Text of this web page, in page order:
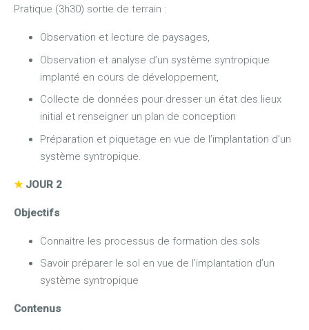
Pratique (3h30) sortie de terrain :
Observation et lecture de paysages,
Observation et analyse d’un système syntropique
implanté en cours de développement,
Collecte de données pour dresser un état des lieux
initial et renseigner un plan de conception
Préparation et piquetage en vue de l’implantation d’un
système syntropique.
★JOUR 2
Objectifs
Connaitre les processus de formation des sols
Savoir préparer le sol en vue de l’implantation d’un
système syntropique
Contenus